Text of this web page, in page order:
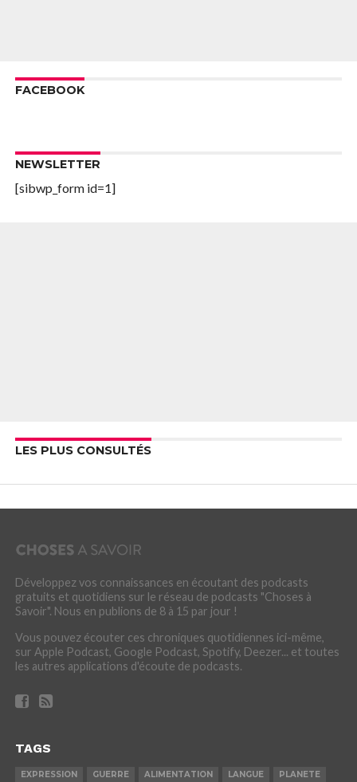
FACEBOOK
NEWSLETTER
[sibwp_form id=1]
LES PLUS CONSULTÉS
Développez vos connaissances en écoutant des podcasts
gratuits et quotidiens sur le réseau de podcasts "Choses à
Savoir". Nous en publions de 8 à 15 par jour !
Vous pouvez écouter ces chroniques quotidiennes ici-même,
sur Apple Podcast, Google Podcast, Spotify, Deezer... et toutes
les autres applications d'écoute de podcasts.
TAGS
EXPRESSION GUERRE ALIMENTATION LANGUE PLANETE